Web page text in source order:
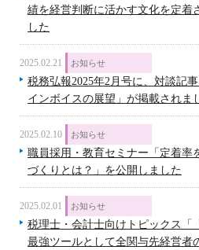
績を経営判断に活かす文化を定着
した
2025.02.21 お知らせ
税務弘報2025年2月号に、対談記
インボイスの展望」が掲載されま
2025.02.10 お知らせ
職員採用・教育セミナー「定着率
づくりとは？」を公開しました
2025.02.01 お知らせ
税理士・会計士向けトピックス「
最強ツールとして全関与先経営者